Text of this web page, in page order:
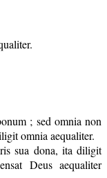
; sed omnia non
omnia aequaliter.
sua dona, ita diligit
Deus aequaliter